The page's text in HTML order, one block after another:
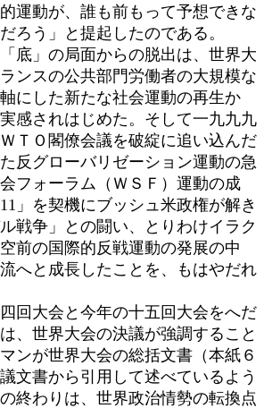
運動が、誰も前もって予想できな
ろう」と提起したのである。
底」の局面からの脱出は、世界大
ンスの公共部門労働者の大規模な
にした新たな社会運動の再生か
感されはじめた。そして一九九九
ＴＯ閣僚会議を破綻に追い込んだ
反グローバリゼーション運動の急
フォーラム（ＷＳＦ）運動の成
」を契機にブッシュ米政権が解き
戦争」との闘い、とりわけイラク
前の国際的反戦運動の発展の中
へと成長したことを、もはやだれ
回大会と今年の十五回大会をへだ
、世界大会の決議が強調すること
ンが世界大会の総括文書（本紙６
文書から引用して述べているよう
終わりは、世界政治情勢の転換点